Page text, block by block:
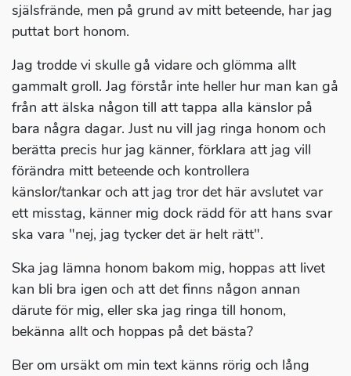
själsfrände, men på grund av mitt beteende, har jag
puttat bort honom.
Jag trodde vi skulle gå vidare och glömma allt
gammalt groll. Jag förstår inte heller hur man kan gå
från att älska någon till att tappa alla känslor på
bara några dagar. Just nu vill jag ringa honom och
berätta precis hur jag känner, förklara att jag vill
förändra mitt beteende och kontrollera
känslor/tankar och att jag tror det här avslutet var
ett misstag, känner mig dock rädd för att hans svar
ska vara "nej, jag tycker det är helt rätt".
Ska jag lämna honom bakom mig, hoppas att livet
kan bli bra igen och att det finns någon annan
därute för mig, eller ska jag ringa till honom,
bekänna allt och hoppas på det bästa?
Ber om ursäkt om min text känns rörig och lång